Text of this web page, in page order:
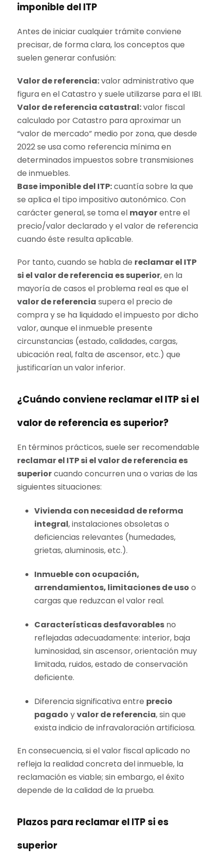
imponible del ITP
Antes de iniciar cualquier trámite conviene
precisar, de forma clara, los conceptos que
suelen generar confusión:
Valor de referencia:valor administrativo que
figura en el Catastro y suele utilizarse para el IBI.
Valor de referencia catastral:valor fiscal
calculado por Catastro para aproximar un
“valor de mercado” medio por zona, que desde
2022 se usa como referencia mínima en
determinados impuestos sobre transmisiones
de inmuebles.
Base imponible del ITP:cuantía sobre la que
se aplica el tipo impositivo autonómico. Con
carácter general, se toma el mayorentre el
precio/valor declarado y el valor de referencia
cuando éste resulta aplicable.
Por tanto, cuando se habla de reclamar el ITP
si elvalor de referencia es superior, en la
mayoría de casos el problema real es que el
valor de referencia supera el precio de
compra y se ha liquidado el impuesto por dicho
valor, aunque el inmueble presente
circunstancias (estado, calidades, cargas,
ubicación real, falta de ascensor, etc.) que
justificarían un valor inferior.
¿Cuándo conviene reclamar el ITP si el
valor de referencia es superior?
En términos prácticos, suele ser recomendable
reclamar el ITP si elvalor de referencia es
superiorcuando concurren una o varias de las
siguientes situaciones:
Vivienda con necesidad de reforma
integral, instalaciones obsoletas o
deficiencias relevantes (humedades,
grietas, aluminosis, etc.).
Inmueble con ocupación,
arrendamientos, limitaciones de uso o
cargas que reduzcan el valor real.
Características desfavorables no
reflejadas adecuadamente: interior, baja
luminosidad, sin ascensor, orientación muy
limitada, ruidos, estado de conservación
deficiente.
Diferencia significativa entre precio
pagado yvalor de referencia, sin que
exista indicio de infravaloración artificiosa.
En consecuencia, si el valor fiscal aplicado no
refleja la realidad concreta del inmueble, la
reclamación es viable; sin embargo, el éxito
depende de la calidad de la prueba.
Plazos para reclamar el ITP si es
superior